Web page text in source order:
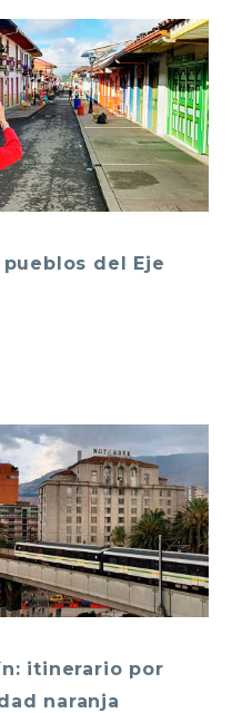
del Eje
itinerario por
naranja